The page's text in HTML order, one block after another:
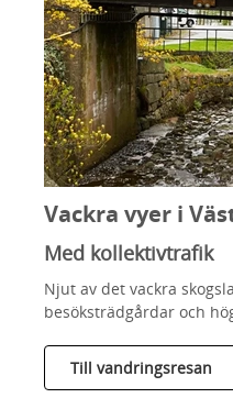
Vackra vyer i
Med kollektivtrafik
Njut av det vackra
besöksträdgårdar och
Till vandringsresan